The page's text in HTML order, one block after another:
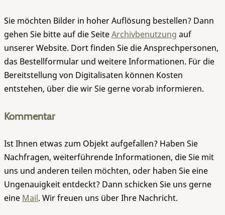
Sie möchten Bilder in hoher Auflösung bestellen? Dann
gehen Sie bitte auf die SeiteArchivbenutzung auf
unserer Website. Dort finden Sie die Ansprechpersonen,
das Bestellformular und weitere Informationen. Für die
Bereitstellung von Digitalisaten können Kosten
entstehen, über die wir Sie gerne vorab informieren.
Kommentar
Ist Ihnen etwas zum Objekt aufgefallen? Haben Sie
Nachfragen, weiterführende Informationen, die Sie mit
uns und anderen teilen möchten, oder haben Sie eine
Ungenauigkeit entdeckt? Dann schicken Sie uns gerne
eine Mail. Wir freuen uns über Ihre Nachricht.